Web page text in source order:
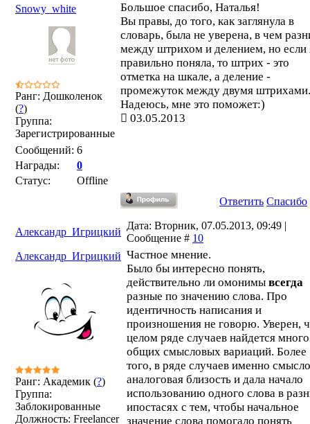
Snowy_white
Ранг: Дошколенок
(?)
Группа:
Зарегистрированные
Сообщений: 6
Награды:
0
Статус:
Offline
Большое спасибо, Наталья!
Вы правы, до того, как заглянула в
словарь, была не уверена, в чем
между штрихом и делением, но если
правильно поняла, то штрих - это
отметка на шкале, а деление -
промежуток между двумя штрихами.
Надеюсь, мне это поможет:)
03.05.2013
Ответить Спасибо
Александр_Игрицкий
Дата: Вторник, 07.05.2013, 09:49 |
Сообщение # 10
Александр_Игрицкий
Ранг: Академик (?)
Группа:
Заблокированные
Должность: Freelancer
Частное мнение.
Было бы интересно понять,
действительно ли омонимы всегда
разные по значению слова. Про
идентичность написания и
произношения не говорю. Уверен,
целом ряде случаев найдется много
общих смысловых вариаций. Более
того, в ряде случаев именно
аналоговая близость и дала начало
использованию одного слова в
ипостасях с тем, чтобы начальное
значение слова помогало понять